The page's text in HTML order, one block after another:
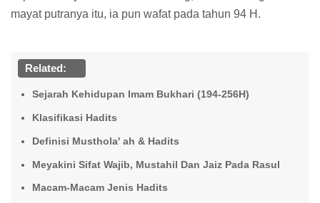
mayat putranya itu, ia pun wafat pada tahun 94 H.
Related:
Sejarah Kehidupan Imam Bukhari (194-256H)
Klasifikasi Hadits
Definisi Musthola' ah & Hadits
Meyakini Sifat Wajib, Mustahil Dan Jaiz Pada Rasul
Macam-Macam Jenis Hadits